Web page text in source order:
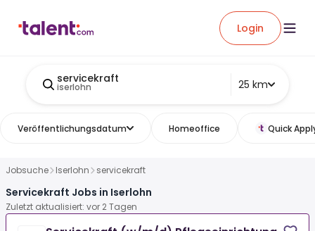
Login
servicekraft
iserlohn 25 km
Veröffentlichungsdatum Homeoffice Quick
Jobsuche Iserlohn servicekraft
Servicekraft Jobs in Iserlohn
Zuletzt aktualisiert: vor 2 Tagen